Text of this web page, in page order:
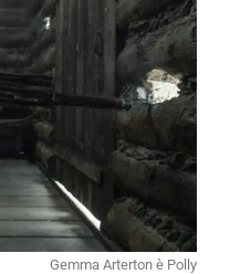
Gemma Arterton è Polly